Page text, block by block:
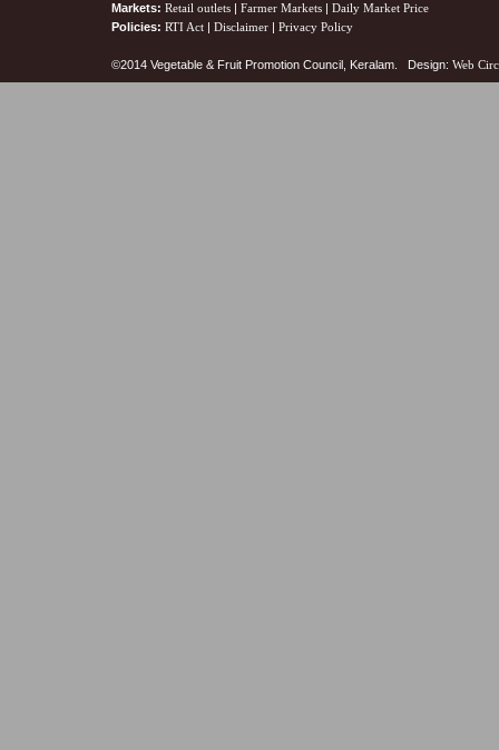
Markets: Retail outlets | Farmer Markets | Daily Market Price
Policies: RTI Act | Disclaimer | Privacy Policy
©2014 Vegetable & Fruit Promotion Council, Keralam. Design: Web